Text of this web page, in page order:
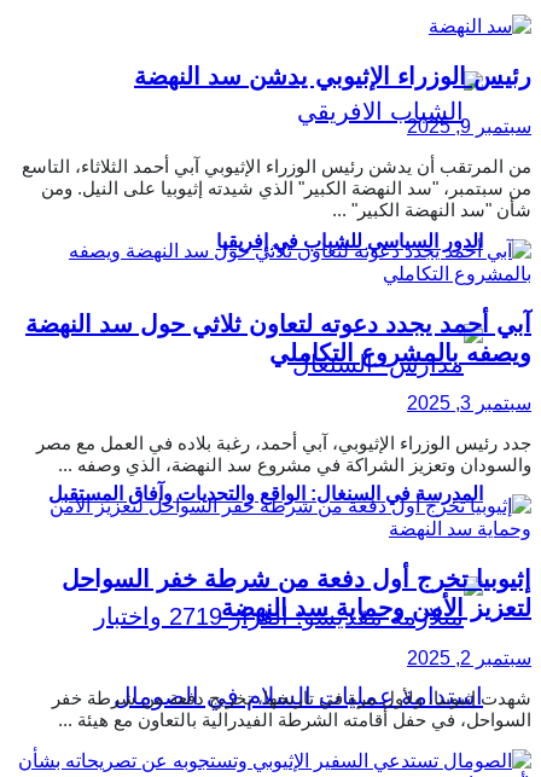
الدور السياسي للشباب في إفريقيا
المدرسة في السنغال: الواقع والتحديات وآفاق المستقبل
رئيس الوزراء الإثيوبي يدشن سد النهضة
سبتمبر 9, 2025
من المرتقب أن يدشن رئيس الوزراء الإثيوبي آبي أحمد الثلاثاء، التاسع
من سبتمبر، "سد النهضة الكبير" الذي شيدته إثيوبيا على النيل. ومن
شأن "سد النهضة الكبير" ...
آبي أحمد يجدد دعوته لتعاون ثلاثي حول سد النهضة
ويصفه بالمشروع التكاملي
سبتمبر 3, 2025
جدد رئيس الوزراء الإثيوبي، آبي أحمد، رغبة بلاده في العمل مع مصر
والسودان وتعزيز الشراكة في مشروع سد النهضة، الذي وصفه ...
إثيوبيا تخرج أول دفعة من شرطة خفر السواحل
لتعزيز الأمن وحماية سد النهضة
سبتمبر 2, 2025
شهدت إثيوبيا، ولأول مرة في تاريخها، تخريج دفعة من شرطة خفر
السواحل، في حفل أقامته الشرطة الفيدرالية بالتعاون مع هيئة ...